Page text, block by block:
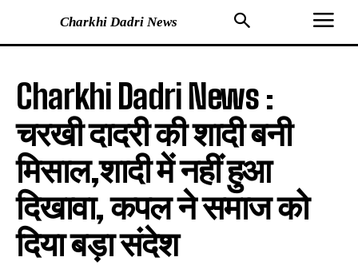
Charkhi Dadri News
Charkhi Dadri News :
चरखी दादरी की शादी बनी
मिसाल,शादी में नहीं हुआ
दिखावा, कपल ने समाज को
दिया बड़ा संदेश